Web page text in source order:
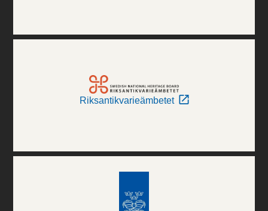
Riksantikvarieämbetet